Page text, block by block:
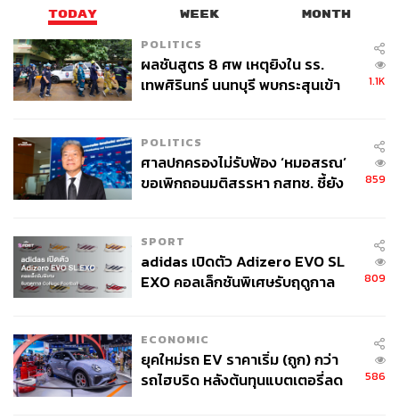
TODAY WEEK MONTH
POLITICS
ผลชันสูตร 8 ศพ เหตุยิงใน รร.
เทพศิรินทร์ นนทบุรี พบกระสุนเข้า
1.1K
POLITICS
ศาลปกครองไม่รับฟ้อง ‘หมอสรณ’
ขอเพิกถอนมติสรรหา กสทช. ชี้ยัง
859
SPORT
adidas เปิดตัว Adizero EVO SL
EXO คอลเล็กชันพิเศษรับฤดูกาล
809
ECONOMIC
ยุคใหม่รถ EV ราคาเริ่ม (ถูก) กว่า
รถไฮบริด หลังต้นทุนแบตเตอรี่ลด
586